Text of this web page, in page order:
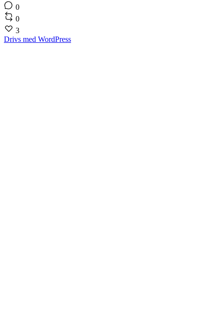
0
0
3
Drivs med WordPress